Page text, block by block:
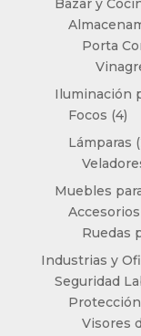
Bazar y
Porta
Iluminación
Focos 44
Lámparas
Muebles
Ruedas
Industrias y
Seguridad
Visores